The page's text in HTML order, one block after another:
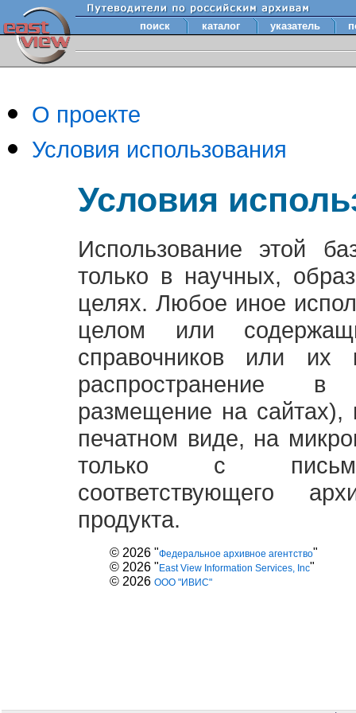
поиск каталог указатель
О проекте
Условия использования
Условия
Использование этой
только в научных,
целях. Любое иное
целом или
справочников или их
распространение
размещение на
печатном виде, на
только с
соответствующего
продукта.
© 2026 "Федеральное архивное агентство"
© 2026 " East View Information Services, Inc"
© 2026 ООО "ИВИС"